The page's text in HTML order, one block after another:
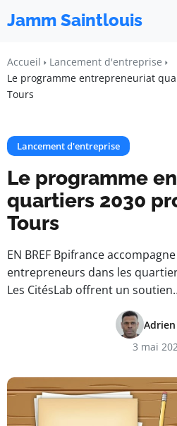
Jamm Saintlouis
Accueil
Lancement d'entreprise
Le programme entrepreneuriat
Tours
Lancement d'entreprise
Le programme
quartiers 2030
Tours
EN BREF Bpifrance
entrepreneurs dans les
Les CitésLab offrent un
3 mai